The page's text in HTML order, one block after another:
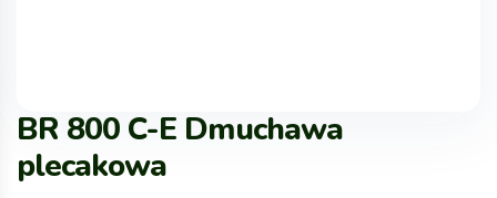
BR 800 C-E Dmuchawa
plecakowa